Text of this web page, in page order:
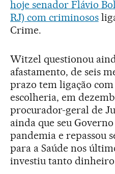
hoje senador Flávio
RJ) com criminosos
Crime.
Witzel questionou
afastamento, de seis
prazo tem ligação
escolheria, em
procurador-geral de
ainda que seu
pandemia e repassou
para a Saúde nos
investiu tanto